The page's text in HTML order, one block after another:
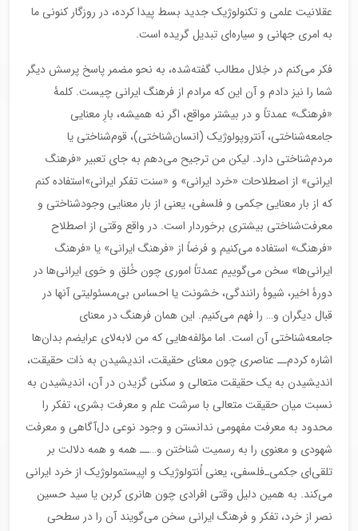
عقلانیت علمی و تکنولوژیک جدید بسط پیدا کرده، در روزگار کنونی ما
به امری جهانی و سیاره‌ای تبدیل گریده است.
فکر می‌کنم در خِلال مطالب گفته‌شده، به نحو مضمر پاسخ پرسش دیگر
شما را نیز دادم و آن این که مرادم از فرهنگ ایرانی چیست. کلمۀ
«فرهنگ» عمدتاً و در بیشتر مواقع، اگر نه همیشه، بارِ معنایی
جامعه‌شناختی، آنتروپولوژیک (انسان‌شناختی)، قوم‌شناختی یا
مردم‌شناختی دارد. لیکن من ترجیح می‌دهم به جای تعبیر «فرهنگ
ایرانی» از اصطلاحات «خرد ایرانی» و «سنت تفکر ایرانی»استفاده کنم
که از بار معنایی حِکمی و فلسفی، یعنی از بار معنایی وجودشناختی و
معرفت‌شناختی بیشتری برخوردار است. در واقع وقتی از اصطلاح
«فرهنگ» استفاده می‌کنیم و فرضاً از «فرهنگ ایرانی» یا «فرهنگ
ایرانی‌ها» سخن می‌گوییم عمدتاً اموری چون خُلق و خوی ایرانی‌ها در
دورۀ اخیر، شیوۀ رانندگی، خشونت یا احساس بی‌مسئولیتی آنها در
قبال دیگران و… را فهم می‌کنیم. این همان فرهنگ در معنای
جامعه‌شناختی آن است. اما مؤلفه‌هایی که من لابه‌لای عرایضم بدان‌ها
اشاره کردم‌‌ــ عناصری چون معنای حقیقت، اندیشیدن به ذات حقیقت،
اندیشیدن به یک حقیقت متعالی و سکنی گزیدن در آن، اندیشیدن به
نسبت میان حقیقت متعالی با سرشت علم و معرفت بشری، تفکر را
محدود به معرفت مفهومی ندانستن و وجود نوعی دل‌آگاهی و معرفت
شهودی و معنوی را به رسمیت شناختن و…‌ــ همه و همه دلالت بر
تلقی‌ای حِکمی‌ـ‌فلسفی، یعنی اُنتولوژیک و اپیستمولوژیک از خرد ایرانی
می‌کند. به همین دلیل وقتی افرادی چون هانری کربن یا سید حسین
نصر از خرد، تفکر و فرهنگ ایرانی سخن می‌گویند آن را در سطحی